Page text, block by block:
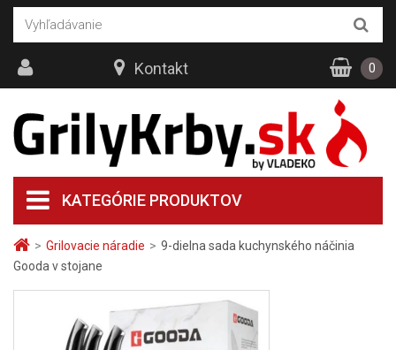
> Grilovacie náradie > 9-dielna sada kuchynského náčinia
Gooda v stojane
KATEGÓRIE PRODUKTOV
Kontakt 0